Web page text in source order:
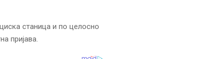
станица и по целосно
пријава.